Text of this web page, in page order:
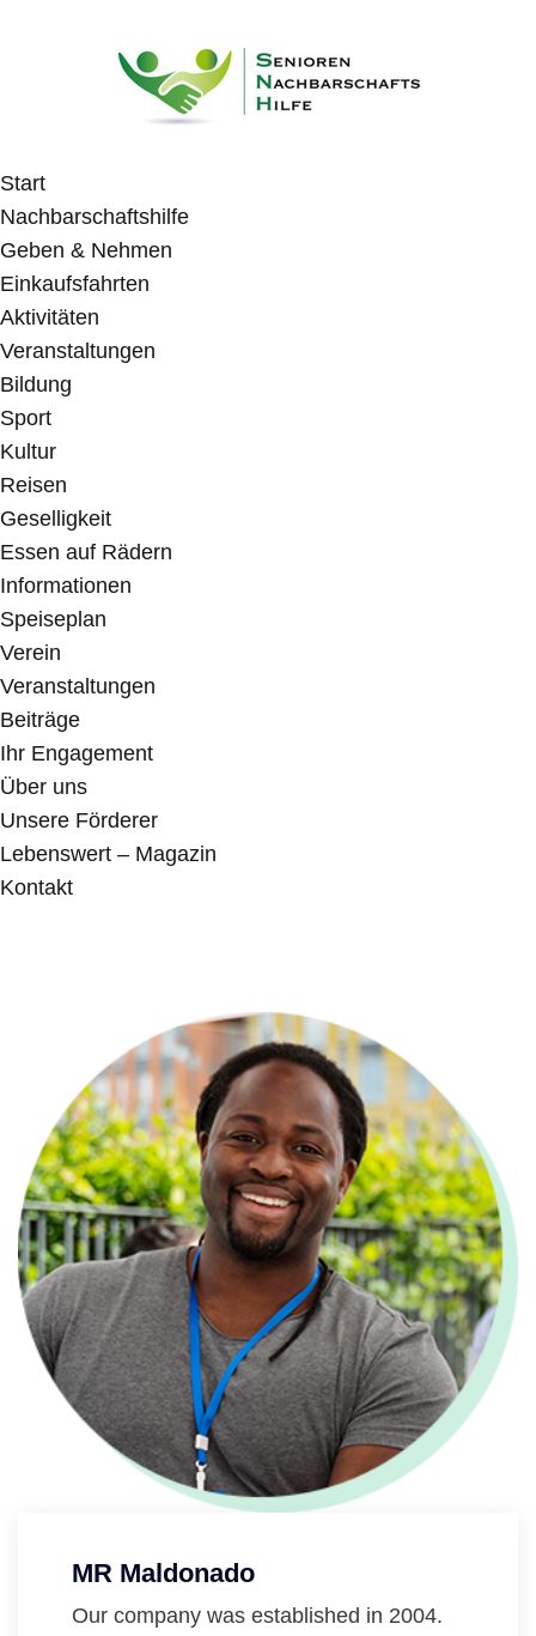
Start
Nachbarschaftshilfe
Geben & Nehmen
Einkaufsfahrten
Aktivitäten
Veranstaltungen
Bildung
Sport
Kultur
Reisen
Geselligkeit
Essen auf Rädern
Informationen
Speiseplan
Verein
Veranstaltungen
Beiträge
Ihr Engagement
Über uns
Unsere Förderer
Lebenswert – Magazin
Kontakt
MR Maldonado
Our company was established in 2004.